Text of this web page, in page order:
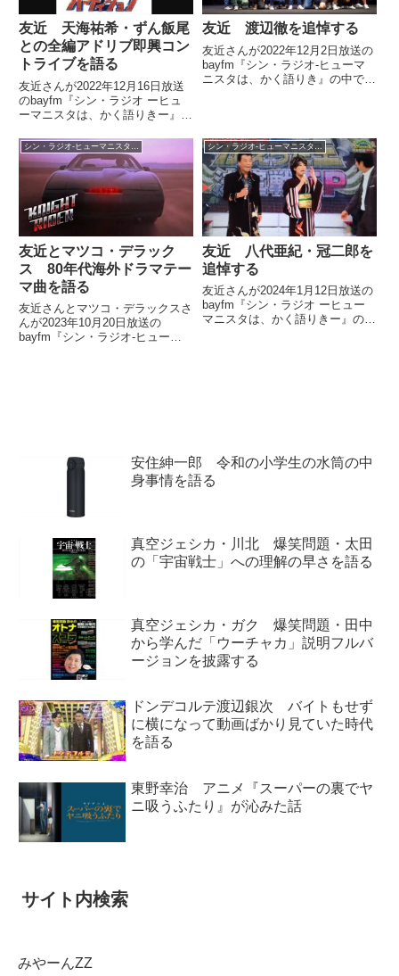
友近 天海祐希・ずん飯尾
との全編アドリブ即興コン
トライブを語る
友近さんが2022年12月16日放送
のbayfm『シン・ラジオ ーヒュ
ーマニスタは、かく語りきー』の
と行った全編アドリブ即興劇ライ
ブ『天海と友近、結局飯尾 THE
オーディション』について話して
いました。
友近 渡辺徹を追悼する
友近さんが2022年12月2日放送の
bayfm『シン・ラジオ-ヒューマ
ニスタは、かく語りき』の中で亡
シン・ラジオ-ヒューマニスタは、かく語りき -
友近とマツコ・デラック
ス 80年代海外ドラマテー
マ曲を語る
友近さんとマツコ・デラックスさ
んが2023年10月20日放送の
bayfm『シン・ラジオ-ヒューマ
シン・ラジオ-ヒューマニスタは、かく語りき -
友近 八代亜紀・冠二郎を
追悼する
友近さんが2024年1月12日放送の
bayfm『シン・ラジオ ーヒュー
マニスタは、かく語りきー』の中
安住紳一郎 令和の小学生の水筒の中
身事情を語る
真空ジェシカ・川北 爆笑問題・太田
の「宇宙戦士」への理解の早さを語る
真空ジェシカ・ガク 爆笑問題・田中
から学んだ「ウーチャカ」説明フルバ
ージョンを披露する
ドンデコルテ渡辺銀次 バイトもせず
に横になって動画ばかり見ていた時代
を語る
東野幸治 アニメ『スーパーの裏でヤ
ニ吸うふたり』が沁みた話
サイト内検索
みやーんZZ